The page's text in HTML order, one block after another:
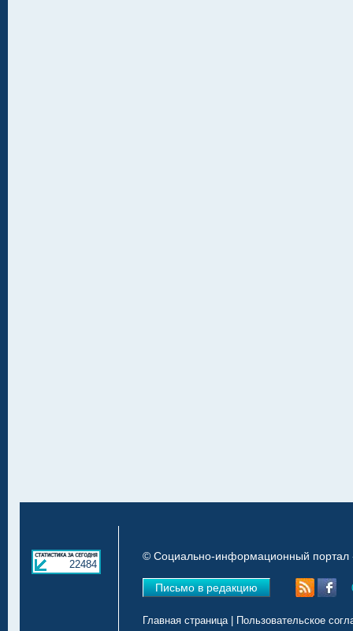
22484
© Социально-информационный портал
Письмо в редакцию
Главная страница| Пользовательское